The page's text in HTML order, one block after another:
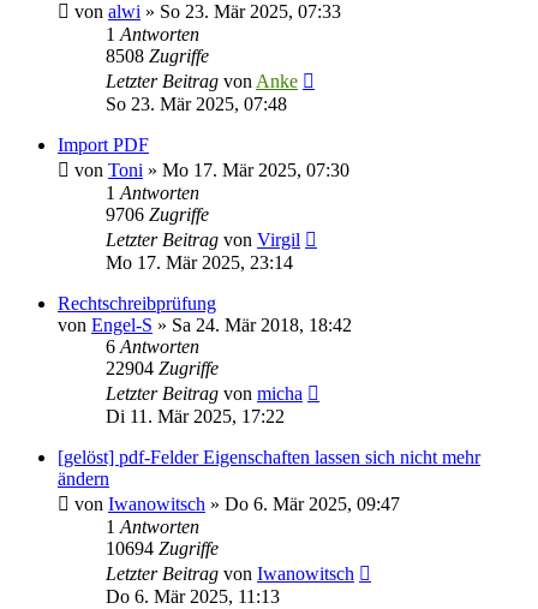
von alwi » So 23. Mär 2025, 07:33
1 Antworten
8508 Zugriffe
Letzter Beitrag von Anke
So 23. Mär 2025, 07:48
Import PDF
von Toni » Mo 17. Mär 2025, 07:30
1 Antworten
9706 Zugriffe
Letzter Beitrag von Virgil
Mo 17. Mär 2025, 23:14
Rechtschreibprüfung
von Engel-S » Sa 24. Mär 2018, 18:42
6 Antworten
22904 Zugriffe
Letzter Beitrag von micha
Di 11. Mär 2025, 17:22
[gelöst] pdf-Felder Eigenschaften lassen sich nicht mehr
ändern
von Iwanowitsch » Do 6. Mär 2025, 09:47
1 Antworten
10694 Zugriffe
Letzter Beitrag von Iwanowitsch
Do 6. Mär 2025, 11:13